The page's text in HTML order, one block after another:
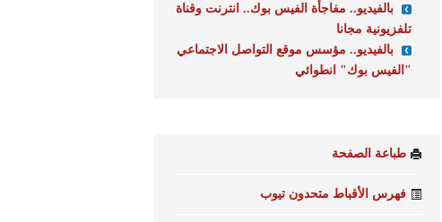
بالفيديو.. مفاجأة الفيس بوك.. انترنت وقناة
تلفزيونية مجانا
بالفيديو.. مؤسس موقع التواصل الاجتماعي
"الفيس بوك" انطوائي
طباعة الصفحة
فهرس الأقباط متحدون تيوب